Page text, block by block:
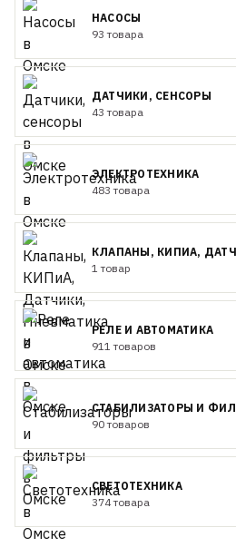
НАСОСЫ
93 товара
ДАТЧИКИ, СЕНСОРЫ
43 товара
ЭЛЕКТРОТЕХНИКА
483 товара
КЛАПАНЫ, КИПИА,
1 товар
РЕЛЕ И АВТОМАТИКА
911 товаров
СТАБИЛИЗАТОРЫ И
90 товаров
СВЕТОТЕХНИКА
374 товара